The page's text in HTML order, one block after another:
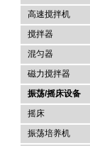
高速搅拌机
搅拌器
混匀器
磁力搅拌器
振荡/摇床设备
摇床
振荡培养机